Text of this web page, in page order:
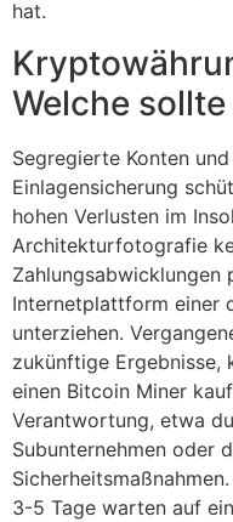
hat.
Welche
Segregierte Konten
Einlagensicherung
hohen Verlusten im
Architekturfotografie
Zahlungsabwicklungen
Internetplattform einer
unterziehen.
zukünftige Ergebnisse,
einen Bitcoin Miner
Verantwortung, etwa
Subunternehmen oder
3-5 Tage warten auf